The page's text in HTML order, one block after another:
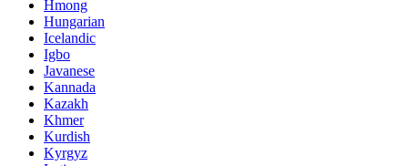
Hmong
Hungarian
Icelandic
Igbo
Javanese
Kannada
Kazakh
Khmer
Kurdish
Kyrgyz